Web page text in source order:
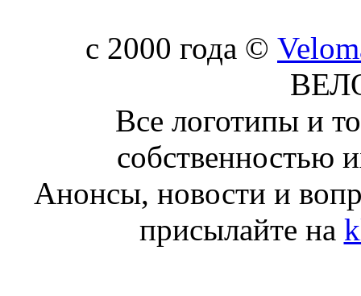
c 2000 года ©
Все логотипы и
собственностью
Анонсы, новости и
присылайте на